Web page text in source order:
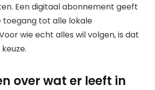
Een digitaal abonnement geeft
toegang tot alle lokale
wie echt alles wil volgen, is dat
over wat er leeft in